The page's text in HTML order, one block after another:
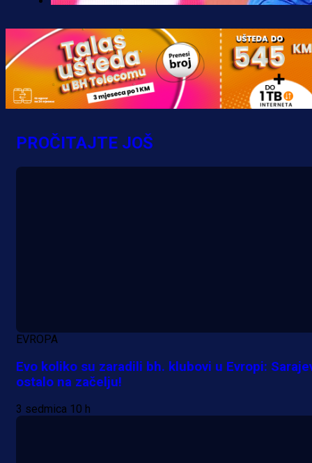
Željo uprkos svim problemima
krenuo pobjedom: Plavi slavili na
Grbavici!
PROČITAJTE JOŠ
EVROPA
Evo koliko su zaradili bh. klubovi u Evropi:
ostalo na začelju!
3 sedmica 10 h